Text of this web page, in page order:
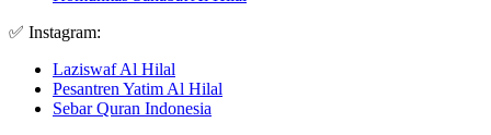
✅ Instagram:
Laziswaf Al Hilal
Pesantren Yatim Al Hilal
Sebar Quran Indonesia